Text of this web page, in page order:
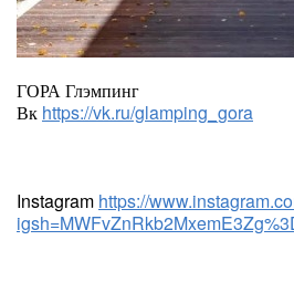
ГОРА Глэмпинг
Вк https://vk.ru/glamping_gora
Instagram https://